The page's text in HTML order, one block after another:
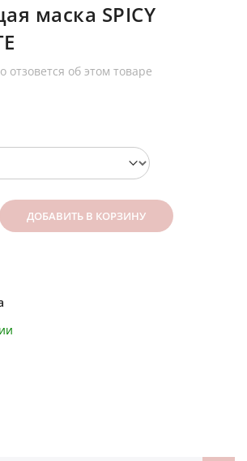
маска SPICY
отзовется об этом товаре
ДОБАВИТЬ В КОРЗИНУ